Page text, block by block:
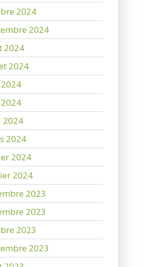
2024
2024
2024
2024
2024
2024
2024
2024
2023
2023
2023
2023